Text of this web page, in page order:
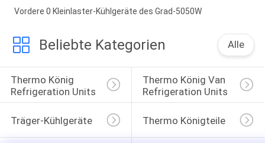
Vordere 0 Kleinlaster-Kühlgeräte des Grad-5050W
Beliebte Kategorien Alle
Thermo König
Refrigeration Units
Thermo König Van
Refrigeration Units
Träger-Kühlgeräte Thermo Königteile